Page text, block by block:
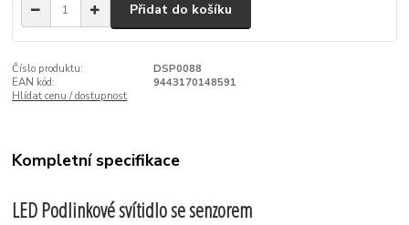
Přidat do košíku
Číslo produktu:
DSP0088
EAN kód:
9443170148591
Hlídat cenu / dostupnost
Kompletní specifikace
LED Podlinkové svítidlo se senzorem